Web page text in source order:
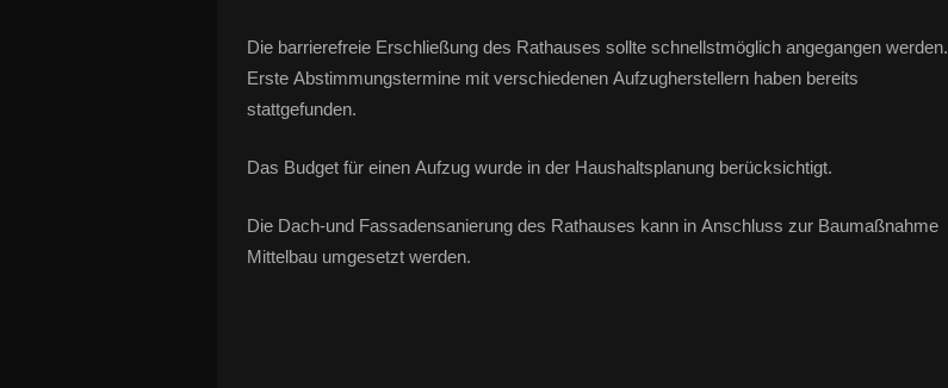
Die barrierefreie Erschließung des Rathauses sollte schnellstmöglich angegangen werden.
Erste Abstimmungstermine mit verschiedenen Aufzugherstellern haben bereits
stattgefunden.
Das Budget für einen Aufzug wurde in der Haushaltsplanung berücksichtigt.
Die Dach‐und Fassadensanierung des Rathauses kann in Anschluss zur Baumaßnahme
Mittelbau umgesetzt werden.